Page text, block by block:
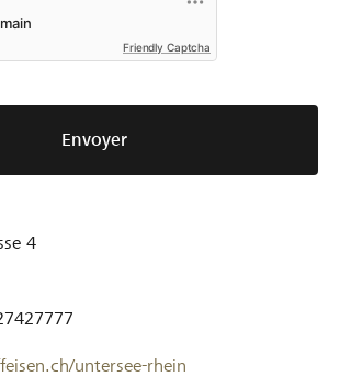
Friendly Captcha
Envoyer
4
untersee-rhein